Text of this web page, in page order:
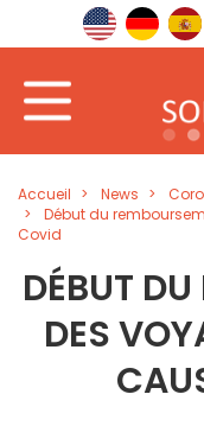
Accueil News
Début du
Covid
DÉBUT
DES